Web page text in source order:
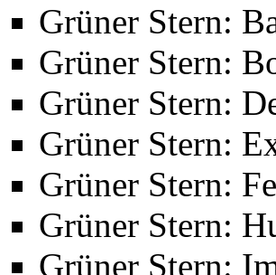
Grüner Stern:
Grüner Stern:
Grüner Stern:
Grüner Stern:
Grüner Stern:
Grüner Stern:
Grüner Stern: